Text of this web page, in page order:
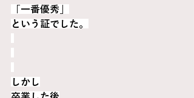
「一番優秀」
という証でした。
しかし